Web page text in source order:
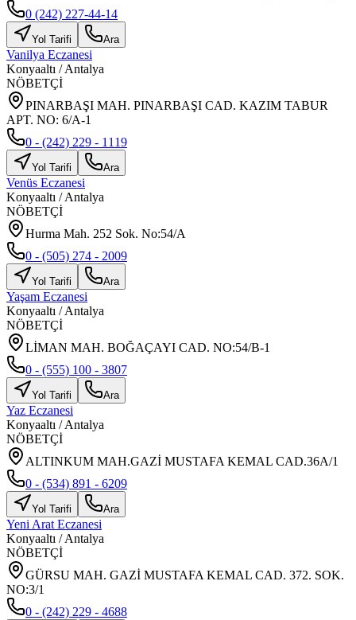
0 (242) 227-44-14
Yol Tarifi Ara
Vanilya Eczanesi
Konyaaltı /Antalya
NÖBETÇİ
PINARBAŞI MAH. PINARBAŞI CAD. KAZIM TABUR
APT. NO: 6/A-1
0 - (242) 229 - 1119
Yol Tarifi Ara
Venüs Eczanesi
Konyaaltı /Antalya
NÖBETÇİ
Hurma Mah. 252 Sok. No:54/A
0 - (505) 274 - 2009
Yol Tarifi Ara
Yaşam Eczanesi
Konyaaltı /Antalya
NÖBETÇİ
LİMAN MAH. BOĞAÇAYI CAD. NO:54/B-1
0 - (555) 100 - 3807
Yol Tarifi Ara
Yaz Eczanesi
Konyaaltı /Antalya
NÖBETÇİ
ALTINKUM MAH.GAZİ MUSTAFA KEMAL CAD.36A/1
0 - (534) 891 - 6209
Yol Tarifi Ara
Yeni Arat Eczanesi
Konyaaltı /Antalya
NÖBETÇİ
GÜRSU MAH. GAZİ MUSTAFA KEMAL CAD. 372. SOK.
NO:3/1
0 - (242) 229 - 4688